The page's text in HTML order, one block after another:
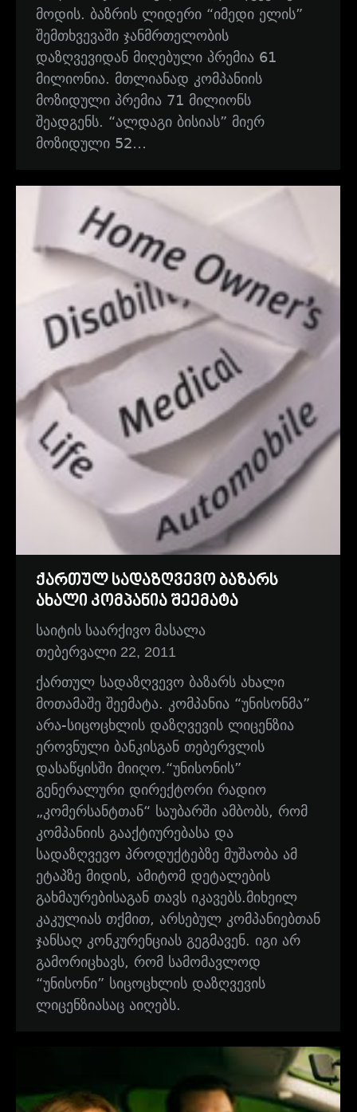
მოდის. ბაზრის ლიდერი “იმედი ელის”
შემთხვევაში ჯანმრთელობის
დაზღვევიდან მიღებული პრემია 61
მილიონია. მთლიანად კომპანიის
მოზიდული პრემია 71 მილიონს
შეადგენს. “ალდაგი ბისიას” მიერ
მოზიდული 52…
ქართულ სადაზღვევო ბაზარს
ახალი კომპანია შეემატა
საიტის საარქივო მასალა
თებერვალი 22, 2011
ქართულ სადაზღვევო ბაზარს ახალი
მოთამაშე შეემატა. კომპანია “უნისონმა”
არა-სიცოცხლის დაზღვევის ლიცენზია
ეროვნული ბანკისგან თებერვლის
დასაწყისში მიიღო.“უნისონის”
გენერალური დირექტორი რადიო
„კომერსანტთან“ საუბარში ამბობს, რომ
კომპანიის გააქტიურებასა და
სადაზღვევო პროდუქტებზე მუშაობა ამ
ეტაპზე მიდის, ამიტომ დეტალების
გახმაურებისაგან თავს იკავებს.მიხეილ
კაკულიას თქმით, არსებულ კომპანიებთან
ჯანსაღ კონკურენციას გეგმავენ. იგი არ
გამორიცხავს, რომ სამომავლოდ
“უნისონი” სიცოცხლის დაზღვევის
ლიცენზიასაც აიღებს.